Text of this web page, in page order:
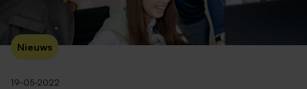
Nieuws
19-05-2022